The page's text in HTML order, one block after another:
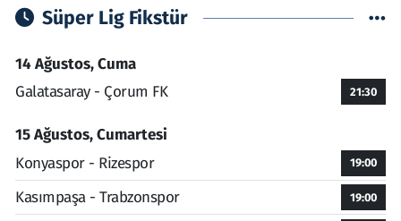
Süper Lig Fikstür
14 Ağustos, Cuma
Galatasaray - Çorum FK
21:30
15 Ağustos, Cumartesi
Konyaspor - Rizespor
19:00
Kasımpaşa - Trabzonspor 19:00